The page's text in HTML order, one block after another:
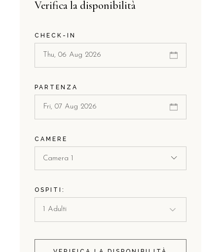
Verifica la disponibilità
CHECK-IN
PARTENZA
CAMERE
Camera 1
OSPITI: